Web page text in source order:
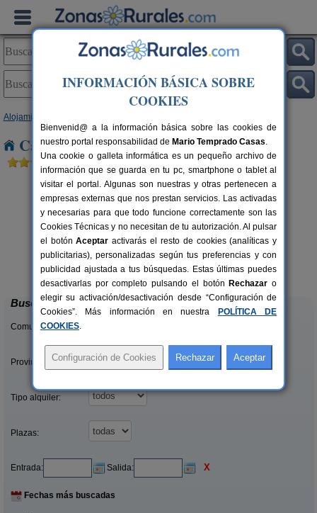
Alojamientos
Casas Rurales cerca de La Huerguina
3-12 pers.
desde22 €
La Casa de La Posada
Ribagorda (Cuenca)
Buscar
Comunidades:
Provincias/Islas:
Tipo alquiler:
Plazas:
Entrada: Salida: X
Fechas más buscadas
INFORMACIÓN BÁSICA SOBRE
COOKIES
Bienvenid@ a la información básica sobre las cookies de
nuestro portal responsabilidad de Mario Temprado Casas.
Una cookie o galleta informática es un pequeño archivo de
información que se guarda en tu pc, smartphone o tablet al
visitar el portal. Algunas son nuestras y otras pertenecen a
empresas externas que nos prestan servicios. Las activadas
y necesarias para que todo funcione correctamente son las
Cookies Técnicas y no necesitan de tu autorización. Al pulsar
el botónAceptar activarás el resto de cookies (analíticas y
publicitarias), personalizadas según tus preferencias y con
publicidad ajustada a tus búsquedas. Estas últimas puedes
desactivarlas por completo pulsando el botón Rechazar o
elegir su activación/desactivación desde “Configuración de
Cookies”. Más información en nuestra
POLÍTICA DE
COOKIES.